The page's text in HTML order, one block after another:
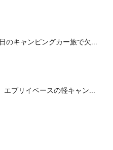
のキャンピングカー旅で欠...
エブリイベースの軽キャン...